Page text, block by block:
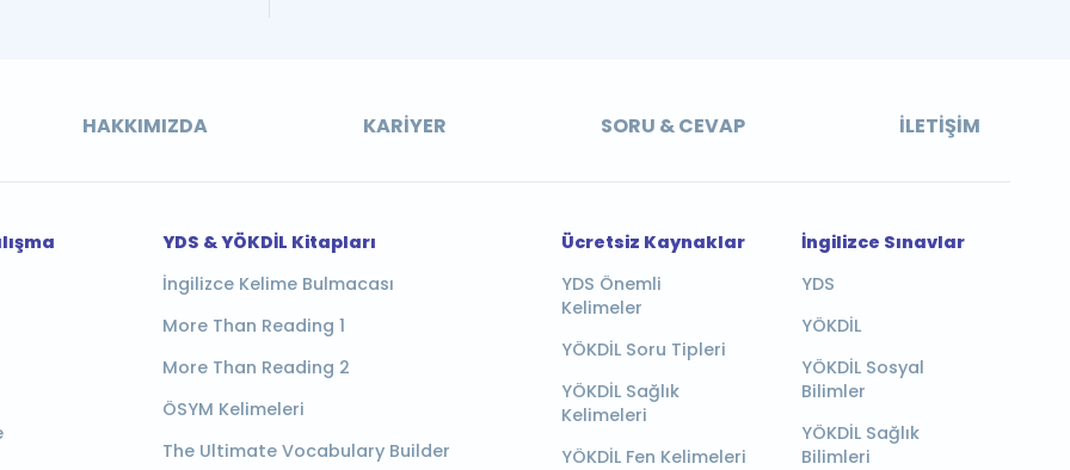
HAKKIMIZDA KARIYER SORU & CEVAP İLETIŞIM
YDS & YÖKDİL Kitapları
İngilizce Kelime Bulmacası
More Than Reading 1
More Than Reading 2
ÖSYM Kelimeleri
The Ultimate Vocabulary Builder
Ücretsiz Kaynaklar
YDS Önemli
Kelimeler
YÖKDİL Soru Tipleri
YÖKDİL Sağlık
Kelimeleri
YÖKDİL Fen Kelimeleri
İngilizce Sınavlar
YDS
YÖKDİL
YÖKDİL Sosyal
Bilimler
YÖKDİL Sağlık
Bilimleri